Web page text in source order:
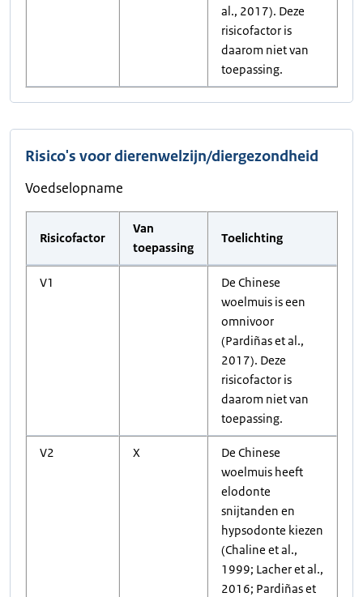
al., 2017). Deze
risicofactor is
daarom niet van
toepassing.
Risico's voor dierenwelzijn/diergezondheid
Voedselopname
Risicofactor
Van
toepassing
Toelichting
V1
De Chinese
woelmuis is een
omnivoor
(Pardiñas et al.,
2017). Deze
risicofactor is
daarom niet van
toepassing.
V2 X
De Chinese
woelmuis heeft
elodonte
snijtanden en
hypsodonte kiezen
(Chaline et al.,
1999; Lacher et al.,
2016; Pardiñas et